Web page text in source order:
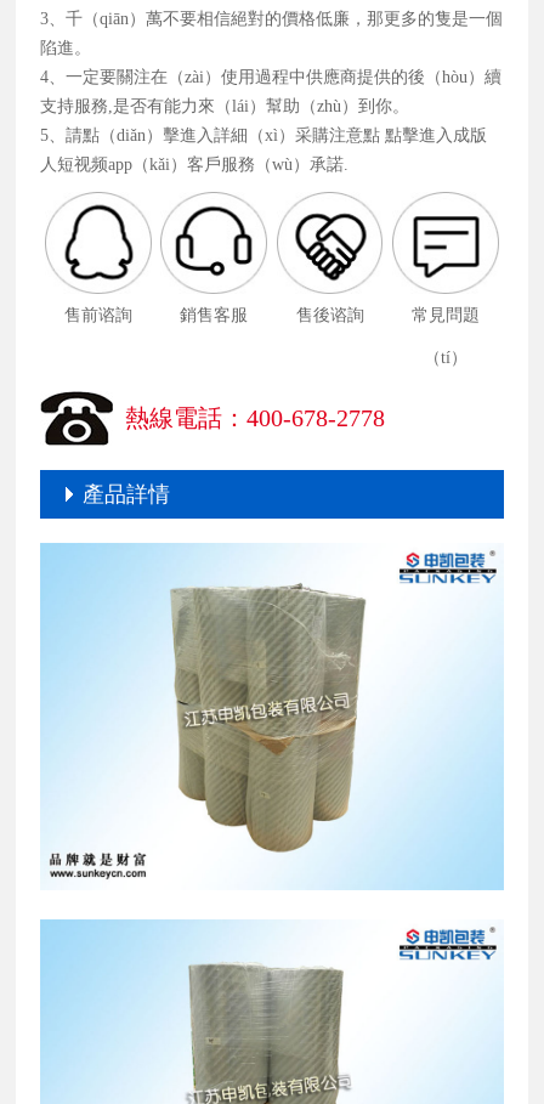
3、千（qiān）萬不要相信絕對的價格低廉，那更多的隻是一個
陷進。
4、一定要關注在（zài）使用過程中供應商提供的後（hòu）續
支持服務,是否有能力來（lái）幫助（zhù）到你。
5、請點（diǎn）擊進入詳細（xì）采購注意點 點擊進入成版
人短视频app（kǎi）客戶服務（wù）承諾.
售前谘詢 銷售客服 售後谘詢 常見問題
（tí）
熱線電話：400-678-2778
產品詳情